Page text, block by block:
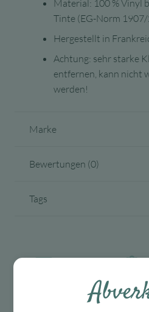
Material: 100 % Vinyl
Tinte (EG-Norm
Hergestellt in
Achtung: sehr starke
entfernen, kann nicht
werden!
Marke
Bewertungen (0)
Tags